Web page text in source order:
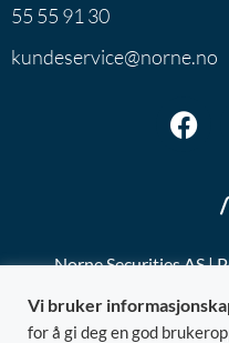
55 55 91 30
kundeservice@norne.no
Norne Securities AS |
@ 2026 Norne
LEI:
Vi bruker
for å gi deg en god